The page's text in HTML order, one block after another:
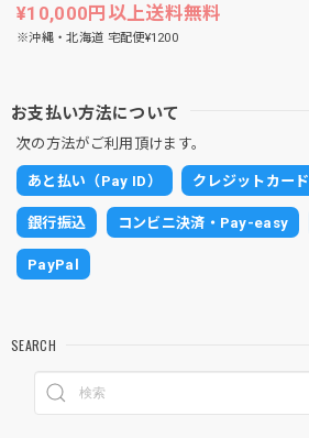
¥10,000円以上送料無料
※沖縄・北海道 宅配便¥1200
お支払い方法について
次の方法がご利用頂けます。
あと払い（Pay ID） クレジットカード
銀行振込 コンビニ決済・Pay-easy
PayPal
SEARCH